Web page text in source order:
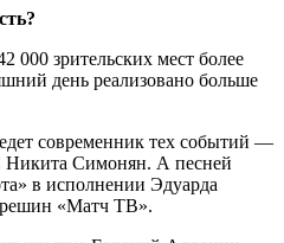
зрительских мест более
день реализовано больше
современник тех событий —
Никита Симонян. А песней
в исполнении Эдуарда
«Матч ТВ».